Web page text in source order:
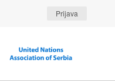
Prijava